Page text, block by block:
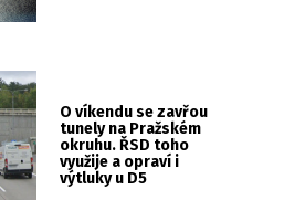
O víkendu se zavřou
tunely na Pražském
okruhu. ŘSD toho
využije a opraví i
výtluky u D5